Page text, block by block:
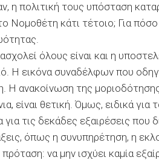
η πολιτική τους υπόσταση
Νομοθέτη κάτι τέτοιο; Για
όλους είναι και η
Η εικόνα συναδέλφων που
Η ανακοίνωση της
είναι θετική. Όμως, ειδικά
τις δεκάδες εξαιρέσεις που
όπως η συνυπηρέτηση, η
να μην ισχύει καμία